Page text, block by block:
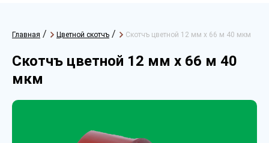
Главная / Цветной скотчъ / Скотчъ цветной 12 мм х 66 м 40 мкм
Скотчъ цветной 12 мм х 66 м 40
мкм